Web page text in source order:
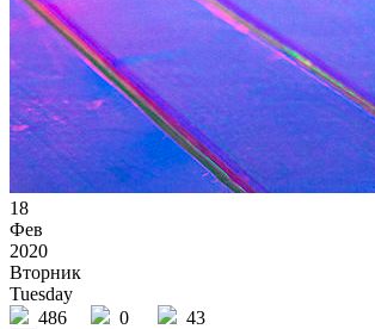
18
Фев
2020
Вторник
Tuesday
486
0 43